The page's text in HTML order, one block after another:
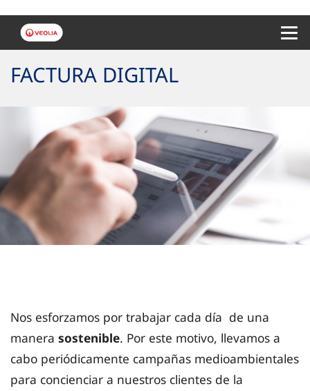
FACTURA DIGITAL
Nos esforzamos por trabajar cada día de una
manera sostenible. Por este motivo, llevamos a
cabo periódicamente campañas medioambientales
para concienciar a nuestros clientes de la